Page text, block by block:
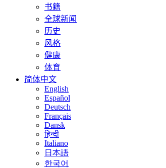
书籍
全球新闻
历史
风格
健康
体育
简体中文
English
Español
Deutsch
Français
Dansk
हिन्दी
Italiano
日本語
한국어